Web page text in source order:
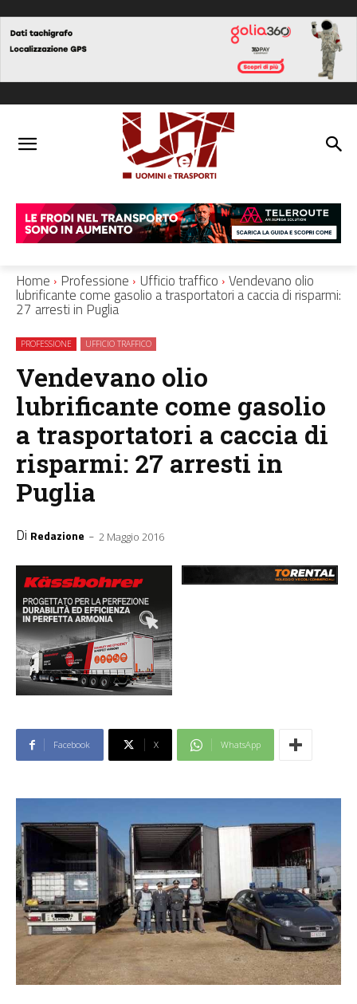
Home Professione Ufficio traffico Vendevano olio
lubrificante come gasolio a trasportatori a caccia di risparmi:
27 arresti in Puglia
PROFESSIONE UFFICIO TRAFFICO
Vendevano olio
lubrificante come gasolio
a trasportatori a caccia di
risparmi: 27 arresti in
Puglia
Di Redazione - 2 Maggio 2016
Facebook X WhatsApp